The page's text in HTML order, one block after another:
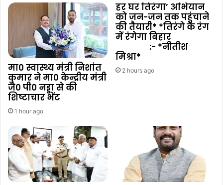
मा0 स्वास्थ्य मंत्री निशांत
कुमार ने मा0 केन्द्रीय मंत्री
जे0 पी0 नड्डा से की
शिष्टाचार भेंट
1 hour ago
हर घर तिरंगा’ अभियान
को जन-जन तक पहुंचाने
की तैयारी* *तिरंगे के रंग
में रंगेगा बिहार
:- *नीतीश
मिश्रा*
2 hours ago